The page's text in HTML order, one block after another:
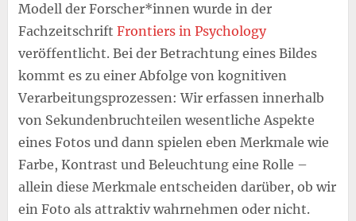
Modell der Forscher*innen wurde in der
Fachzeitschrift Frontiers in Psychology
veröffentlicht. Bei der Betrachtung eines Bildes
kommt es zu einer Abfolge von kognitiven
Verarbeitungsprozessen: Wir erfassen innerhalb
von Sekundenbruchteilen wesentliche Aspekte
eines Fotos und dann spielen eben Merkmale wie
Farbe, Kontrast und Beleuchtung eine Rolle –
allein diese Merkmale entscheiden darüber, ob wir
ein Foto als attraktiv wahrnehmen oder nicht.